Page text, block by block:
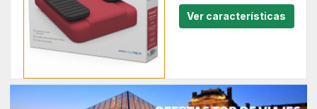
Ver características